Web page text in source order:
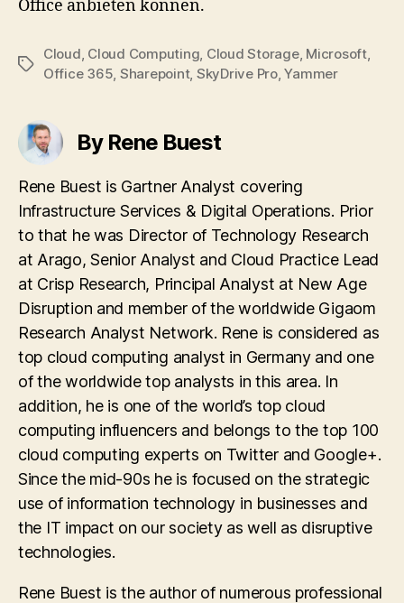
Office anbieten können.
Tags
Cloud, Cloud Computing, Cloud Storage, Microsoft,
Office 365, Sharepoint, SkyDrive Pro,Yammer
By Rene Buest
Rene Buest is Gartner Analyst covering
Infrastructure Services & Digital Operations. Prior
to that he was Director of Technology Research
at Arago, Senior Analyst and Cloud Practice Lead
at Crisp Research, Principal Analyst at New Age
Disruption and member of the worldwide Gigaom
Research Analyst Network. Rene is considered as
top cloud computing analyst in Germany and one
of the worldwide top analysts in this area. In
addition, he is one of the world’s top cloud
computing influencers and belongs to the top 100
cloud computing experts on Twitter and Google+.
Since the mid-90s he is focused on the strategic
use of information technology in businesses and
the IT impact on our society as well as disruptive
technologies.
Rene Buest is the author of numerous professional